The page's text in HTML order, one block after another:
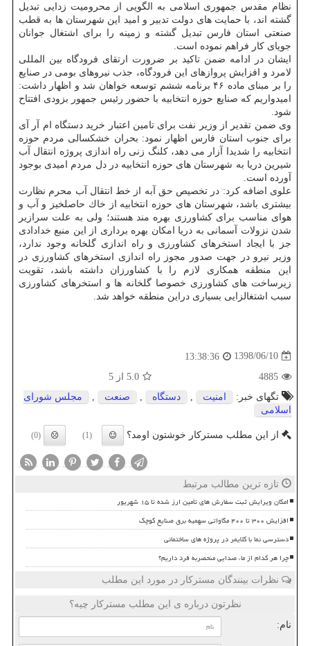
نظام مقدس جمهوری اسلامی به الگویی از محرومیت زدایی تبدیل
گشته اند، با حمایت های دولت تدبیر و امید این شهرستان ها به قطب
صنعتی استان فارس تبدیل گشته و زمینه را برای اشتغال جوانان
جویای كار فراهم نموده است.
ایشان در ادامه ضمن تاكید بر ضرورت ارتقای فرودگاه بین المللی
لامرد و افزایش پروازهای این فرودگاه، جذب نیروهای بومی در صنایع
را بر مبنای ماده ۴۶ برنامه ششم توسعه خواهان شد و اظهار داشت:
امیدواریم كه صنایع حوزه انتخابیه با حضور رئیس جمهور بزودی افتتاح
شود.
وی ضمن تقدیر از وزیر نفت برای تامین اعتبار خرید دستگاه ام آر آی
برای جنوب استان فارس اظهار نمود: بحران خشكسالی مردم حوزه
انتخابیه را شدیدا آزار می دهد، كلنگ زنی راه اندازی پروژه انتقال آب
شیرین دریا به شهرستان های حوزه انتخابیه در دل مردم امیدی بوجود
آورده است.
علوی اضافه كرد: در تخصیص حق آبه از خط انتقال آب محرم نظارت
بیشتری باشد، شهرستان های حوزه انتخابیه از خاك حاصلخیز و آب و
هوای مناسب برای كشاورزی بهره مند هستند؛ ولی به علت سرازیر
شدن نزولات آسمانی به دریا امكان بهره برداری از این منبع خدادادی
جز با ایجاد استخرهای كشاورزی و راه اندازی گلخانه وجود ندارد،
وزیر نیرو در جهت صدور مجوز راه اندازی استخرهای كشاورزی در
این منطقه همكاری لازم را با كشاورزان داشته باشد، تقویت
زیرساخت های كشاورزی خصوصا گلخانه ها و استخرهای كشاورزی
سبب اشتغالزایی بسیاری دراین منطقه خواهد شد.
1398/06/10
13:38:36
4885
5.0 از 5
تگهای خبر:
امنیت دستگاه صنعت
مجلس شورای
اسلامی
از این مطلب مسترکار خوشتون اومد؟ (1)
(0)
تازه ترین مطالب مرتبط
امکان ویرایش ثبت سفارش های تأمین ارز شده تا ۱۵ شهریور
افزایش ۳۰۰ تا ۴۰۰ مگاواتی سهمیه برق صنایع کوچک
دسترسی نما با کلایمر در پروژه های ساختمانی
چرا هر کدام از ما، صدایی منحصربه فرد داریم؟
نظرات بینندگان مسترکار در مورد این مطلب
نظرتون درباره ی این مطلب مسترکار چیه؟
نام: